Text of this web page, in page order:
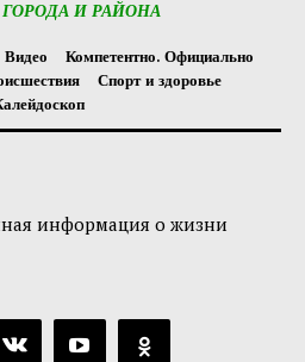
И РАЙОНА
Видео
Компетентно. Официально
Спорт и здоровье
информация о жизни